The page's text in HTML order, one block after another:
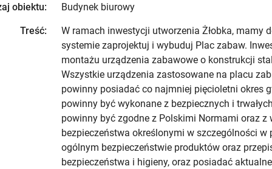
obiektu: Budynek biurowy
Treść:
W ramach inwestycji utworzenia Żłobka, mamy
systemie zaprojektuj i wybuduj Plac zabaw.
montażu urządzenia zabawowe o konstrukcji
Wszystkie urządzenia zastosowane na placu
powinny posiadać co najmniej pięcioletni okres
powinny być wykonane z bezpiecznych i
powinny być zgodne z Polskimi Normami oraz z
bezpieczeństwa określonymi w szczególności w
ogólnym bezpieczeństwie produktów oraz
bezpieczeństwa i higieny, oraz posiadać